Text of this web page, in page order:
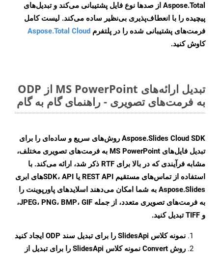
Aspose.Total از صدها نوع فایل پشتیبانی می‌کند و تبدیل‌های
پیچیده را با انعطاف‌پذیری بی‌نظیر ساده می‌کند. لیست کامل
فرمت‌های پشتیبانی شده را در پلتفرم Aspose.Total Cloud
کاوش کنید.
تبدیل ارائه‌های MS PowerPoint از ODP
به فرمت‌های تصویری - راهنمای گام به گام
Aspose.Slides Cloud SDK روش‌های سریع و ساده‌ای را برای
تبدیل فایل‌های MS PowerPoint به فرمت‌های تصویری مختلف،
مشابه فرآیندی که در بالا برای RTF ذکر شد، ارائه می‌کند. با
استفاده از تماس‌های مستقیم REST API یا SDK، APIهای ابری
Aspose.Slides به شما امکان می‌دهند اسلایدهای پاورپوینت را
به فرمت‌های تصویری متعدد، از جمله JPEG، PNG، BMP، GIF،
و TIFF تبدیل کنید.
نمونه کلاس SlidesApi را برای تبدیل سند ODP ایجاد کنید
روش Convert
نمونه کلاس SlidesApi را برای تبدیل از